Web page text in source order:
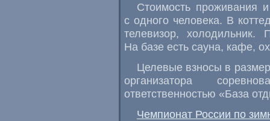
Стоимость проживания
с одного человека. В
телевизор,
холодильник.
На базе есть сауна, кафе,
Целевые взносы в
организатора
ответственностью «База
Чемпионат России по